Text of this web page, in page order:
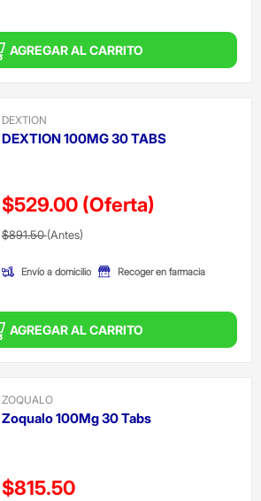
AGREGAR AL CARRITO
DEXTION
DEXTION 100MG 30 TABS
$529.00 (Oferta)
Precio reducido de
$891.50(Antes)(Oferta)
Envío a domicilio Recoger en farmacia
AGREGAR AL CARRITO
ZOQUALO
Zoqualo 100Mg 30 Tabs
Precio reducido de
$815.50